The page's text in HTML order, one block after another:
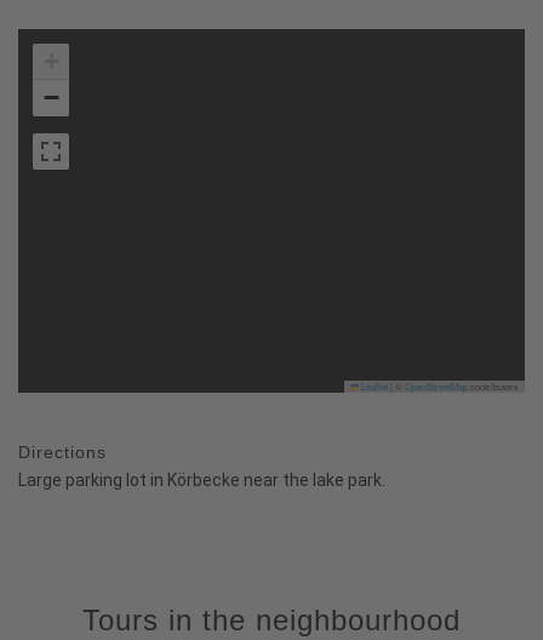
−
Leaflet OpenStreetMapcontributors
Directions
Large parking lot in Körbecke near the lake park.
Tours in the neighbourhood